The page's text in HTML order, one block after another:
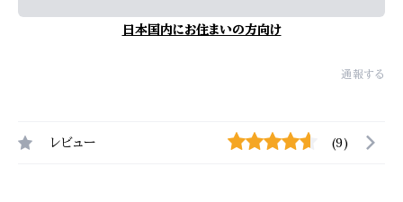
日本国内にお住まいの方向け
通報する
レビュー (9)